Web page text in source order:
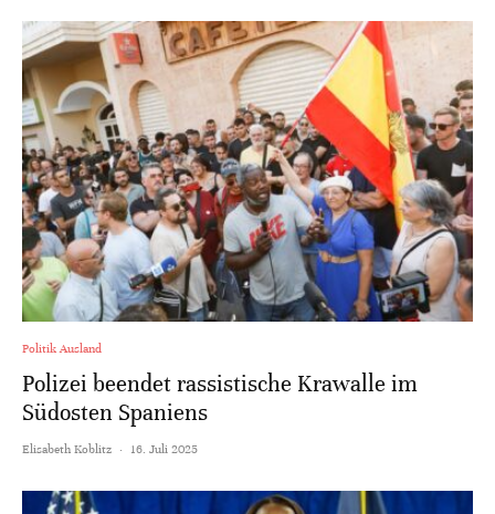
Politik Ausland
Polizei beendet rassistische Krawalle im
Südosten Spaniens
Elisabeth Koblitz · 16. Juli 2025